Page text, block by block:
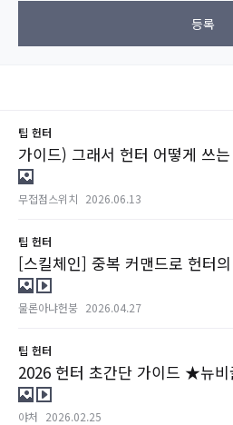
등록
팁 헌터
가이드) 그래서 헌터 어떻게 쓰
무접점스위치 2026.06.13
팁 헌터
[스킬체인] 중복 커맨드로 헌터
물론아냐헌붕 2026.04.27
팁 헌터
2026 헌터 초간단 가이드 ★뉴
야처 2026.02.25